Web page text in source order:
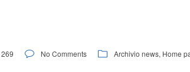
269 No Comments Archivio news, Home